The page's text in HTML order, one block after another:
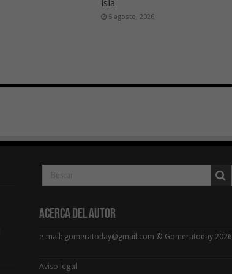
isla
5 agosto, 2026
Acerca del Autor
e-mail: gomeratoday@gmail.com © Gomeratoday 2026
Aviso legal